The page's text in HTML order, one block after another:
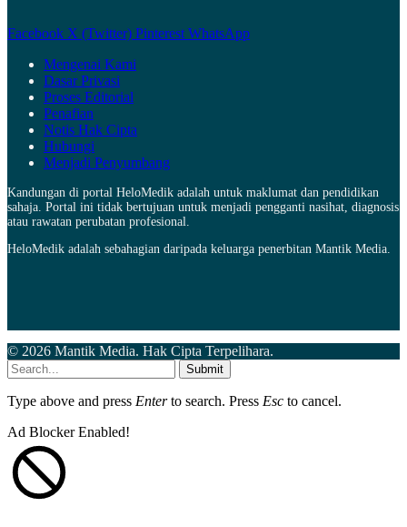
Facebook X (Twitter) Pinterest WhatsApp
Mengenai Kami
Dasar Privasi
Proses Editorial
Penafian
Notis Hak Cipta
Hubungi
Menjadi Penyumbang
Kandungan di portal HeloMedik adalah untuk maklumat dan pendidikan
sahaja. Portal ini tidak bertujuan untuk menjadi pengganti nasihat, diagnosis
atau rawatan perubatan profesional.
HeloMedik adalah sebahagian daripada keluarga penerbitan Mantik Media.
© 2026 Mantik Media. Hak Cipta Terpelihara.
Submit
Type above and press Enterto search. Press Esc to cancel.
Ad Blocker Enabled!